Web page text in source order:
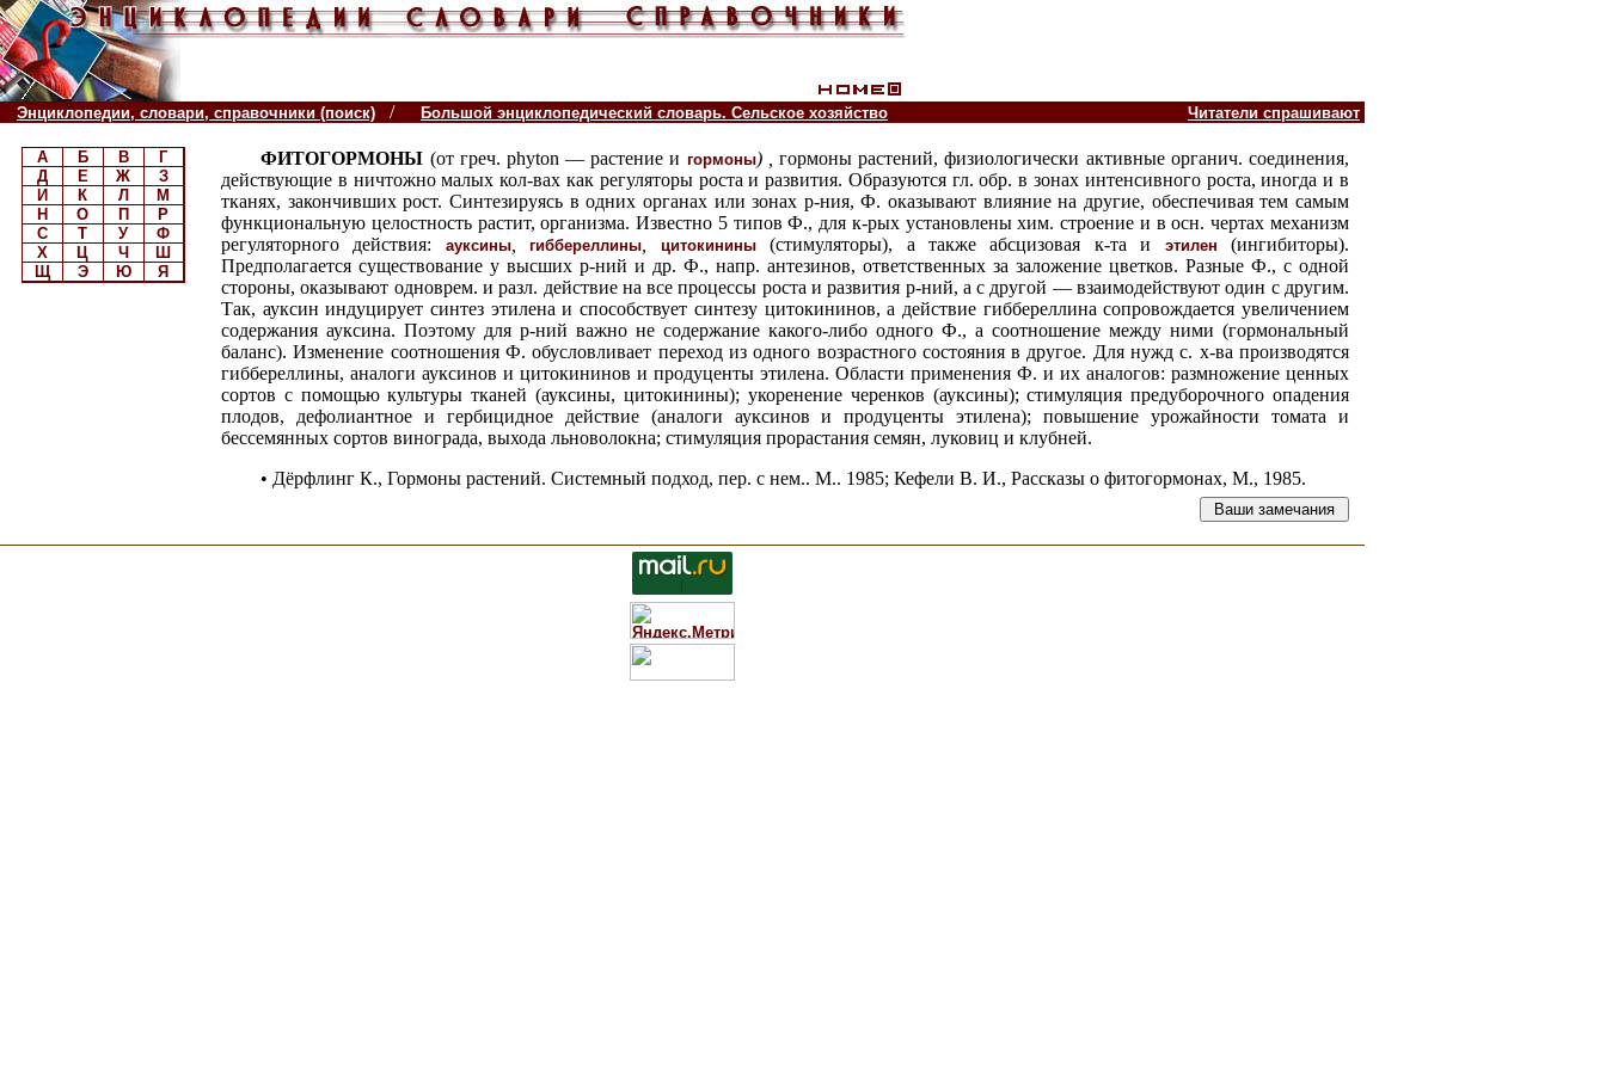
Энциклопедии, словари, справочники (поиск) / Большой энциклопедический словарь. Сельское хозяйство Читатели спрашивают
А Б В
Г
Д
Е Ж
З
И
К Л
М
Н
О П
Р
С
Т У
Ф
Х
Ц Ч
Ш
Щ
Э Ю Я
ФИТОГОРМОНЫ (от греч. phyton — растение и гормоны) ,гормоны растений, физиологически активные органич. соединения,
действующие в ничтожно малых кол-вах как регуляторы роста и развития. Образуются гл. обр. в зонах интенсивного роста, иногда и в
тканях, закончивших рост. Синтезируясь в одних органах или зонах р-ния, Ф. оказывают влияние на другие, обеспечивая тем самым
функциональную целостность растит, организма. Известно 5 типов Ф., для к-рых установлены хим. строение и в осн. чертах механизм
регуляторного действия: ауксины,гиббереллины цитокинины (стимуляторы), а также абсцизовая к-та и этилен
(ингибиторы).
Предполагается существование у высших р-ний и др. Ф., напр. антезинов, ответственных за заложение цветков. Разные Ф., с одной
стороны, оказывают одноврем. и разл. действие на все процессы роста и развития р-ний, а с другой — взаимодействуют один с другим.
Так, ауксин индуцирует синтез этилена и способствует синтезу цитокининов, а действие гиббереллина сопровождается увеличением
содержания ауксина. Поэтому для р-ний важно не содержание какого-либо одного Ф., а соотношение между ними (гормональный
баланс). Изменение соотношения Ф. обусловливает переход из одного возрастного состояния в другое. Для нужд с. х-ва производятся
гиббереллины, аналоги ауксинов и цитокининов и продуценты этилена. Области применения Ф. и их аналогов: размножение ценных
сортов с помощью культуры тканей (ауксины, цитокинины); укоренение черенков (ауксины); стимуляция предуборочного опадения
плодов, дефолиантное и гербицидное действие (аналоги ауксинов и продуценты этилена); повышение урожайности томата и
бессемянных сортов винограда, выхода льноволокна; стимуляция прорастания семян, луковиц и клубней.
• ДёрфлингК., Гормоны растений. Системный подход, пер. с нем.. М.. 1985; Кефели В. И., Рассказы о фитогормонах, М., 1985.